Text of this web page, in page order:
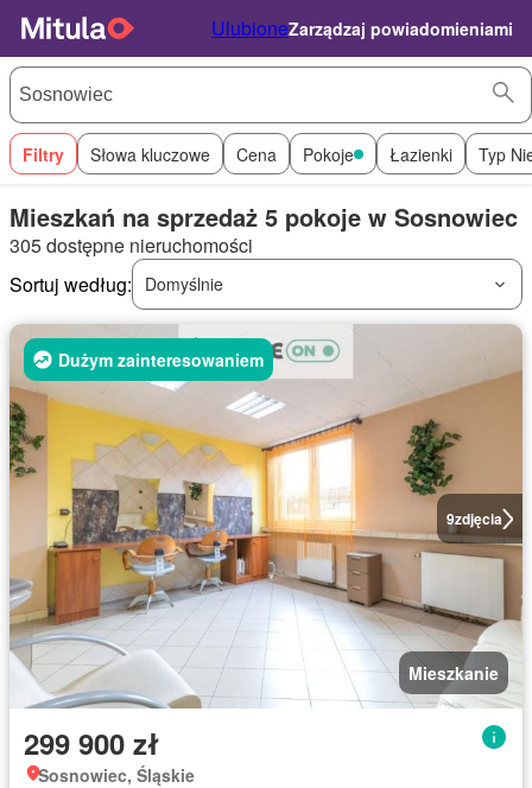
UlubioneZarządzaj powiadomieniami
Filtry Słowa kluczowe Cena Pokoje Łazienki Typ
Mieszkań na sprzedaż 5 pokoje w Sosnowiec
305 dostępne nieruchomości
Sortuj według:
Domyślnie
9zdjęcia
Dużym zainteresowaniem
Mieszkanie
299 900 zł
Sosnowiec, Śląskie